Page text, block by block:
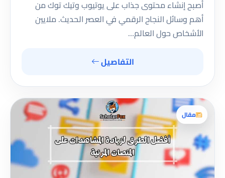
أصبح إنشاء محتوى جذاب على يوتيوب وتيك توك من
أهم وسائل النجاح الرقمي في العصر الحديث. ملايين
الأشخاص حول العالم…
التفاصيل
مقال